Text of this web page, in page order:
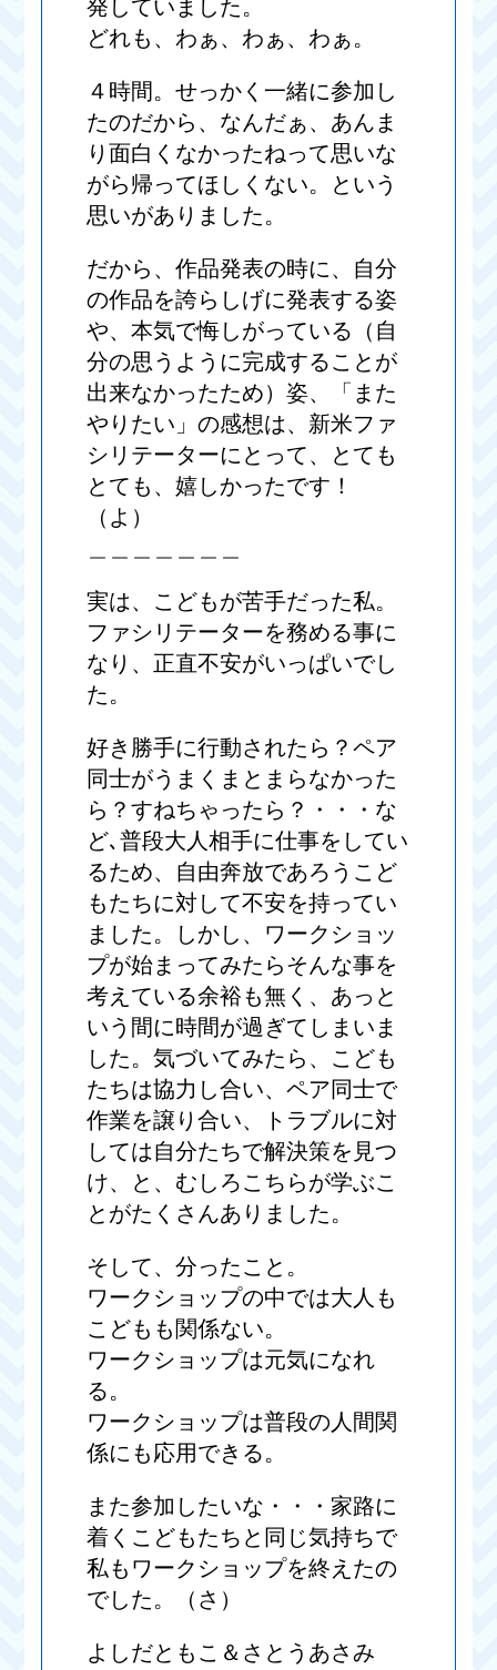
発していました。
どれも、わぁ、わぁ、わぁ。
４時間。せっかく一緒に参加し
たのだから、なんだぁ、あんま
り面白くなかったねって思いな
がら帰ってほしくない。という
思いがありました。
だから、作品発表の時に、自分
の作品を誇らしげに発表する姿
や、本気で悔しがっている（自
分の思うように完成することが
出来なかったため）姿、「また
やりたい」の感想は、新米ファ
シリテーターにとって、とても
とても、嬉しかったです！
（よ）
実は、こどもが苦手だった私。
ファシリテーターを務める事に
なり、正直不安がいっぱいでし
た。
好き勝手に行動されたら？ペア
同士がうまくまとまらなかった
ら？すねちゃったら？・・・な
ど､普段大人相手に仕事をしてい
るため、自由奔放であろうこど
もたちに対して不安を持ってい
ました。しかし、ワークショッ
プが始まってみたらそんな事を
考えている余裕も無く、あっと
いう間に時間が過ぎてしまいま
した。気づいてみたら、こども
たちは協力し合い、ペア同士で
作業を譲り合い、トラブルに対
しては自分たちで解決策を見つ
け、と、むしろこちらが学ぶこ
とがたくさんありました。
そして、分ったこと。
ワークショップの中では大人も
こどもも関係ない。
ワークショップは元気になれ
る。
ワークショップは普段の人間関
係にも応用できる。
また参加したいな・・・家路に
着くこどもたちと同じ気持ちで
私もワークショップを終えたの
でした。（さ）
よしだともこ＆さとうあさみ